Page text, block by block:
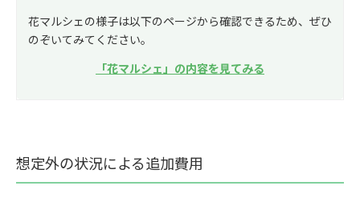
花マルシェの様子は以下のページから確認できるため、ぜひ
のぞいてみてください。
「花マルシェ」の内容を見てみる
想定外の状況による追加費用